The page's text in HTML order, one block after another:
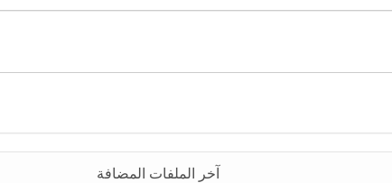
آخر الملفات المضافة